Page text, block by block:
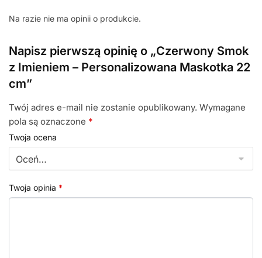
Na razie nie ma opinii o produkcie.
Napisz pierwszą opinię o „Czerwony Smok
z Imieniem – Personalizowana Maskotka 22
cm”
Twój adres e-mail nie zostanie opublikowany. Wymagane
pola są oznaczone *
Twoja ocena
Twoja opinia *